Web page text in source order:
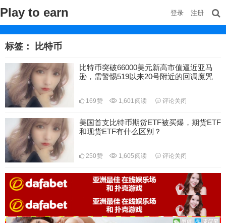
Play to earn 登录 注册
标签： 比特币
比特币突破66000美元新高市值逼近亚马
逊，需警惕519以来20号附近的回调魔咒
169赞 1,601 阅读 评论关闭
美国首支比特币期货ETF被买爆，期货ETF
和现货ETF有什么区别？
250赞 1,605 阅读 评论关闭